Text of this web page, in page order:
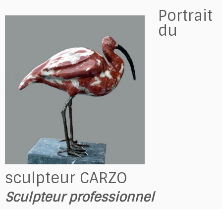
Portrait
du
sculpteur CARZO
Sculpteur professionnel